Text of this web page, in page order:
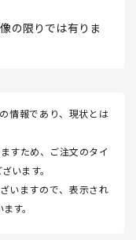
の限りでは有りま
情報であり、現状とは
すため、ご注文のタイ
います。
いますので、表示され
す。